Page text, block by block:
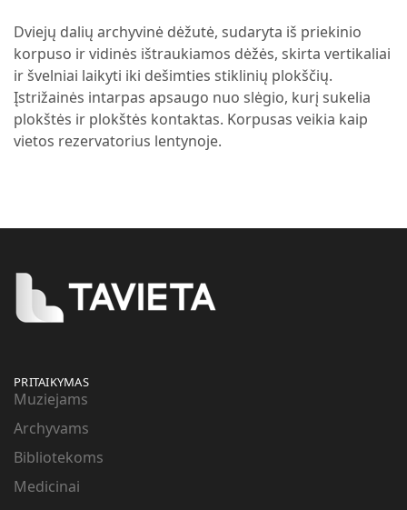
Dviejų dalių archyvinė dėžutė, sudaryta iš priekinio
korpuso ir vidinės ištraukiamos dėžės, skirta vertikaliai
ir švelniai laikyti iki dešimties stiklinių plokščių.
Įstrižainės intarpas apsaugo nuo slėgio, kurį sukelia
plokštės ir plokštės kontaktas. Korpusas veikia kaip
vietos rezervatorius lentynoje.
PRITAIKYMAS
Muziejams
Archyvams
Bibliotekoms
Medicinai